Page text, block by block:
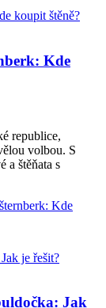
Kde
republice,
volbou. S
a štěňata s
Kde
Jak